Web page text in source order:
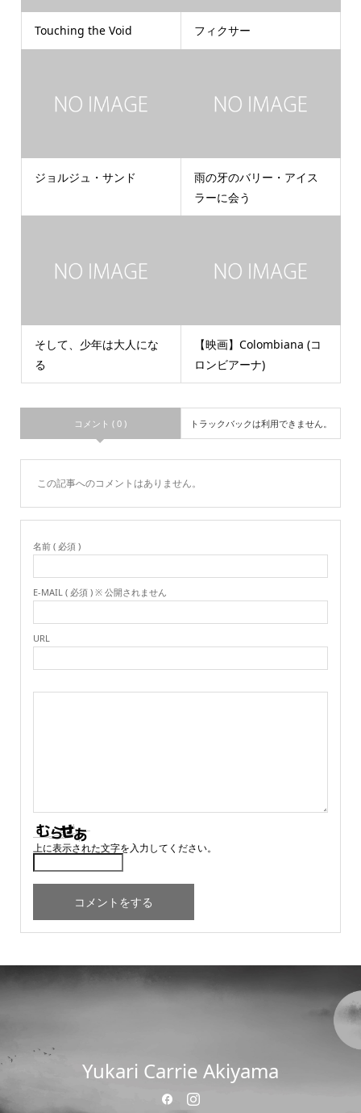
Touching the Void フィクサー
ジョルジュ・サンド
雨の牙のバリー・アイス
ラーに会う
そして、少年は大人にな
る
【映画】Colombiana (コ
ロンビアーナ)
コメント ( 0 ) トラックバックは利用できません。
この記事へのコメントはありません。
名前 ( 必須 )
E-MAIL ( 必須 ) ※ 公開されません
URL
上に表示された文字を入力してください。
Yukari Carrie Akiyama